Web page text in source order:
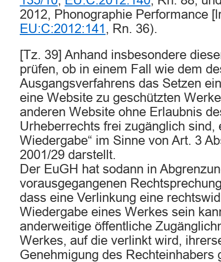
2012, Phonographie Performance
EU:C:2012:141 , Rn. 36).
[Tz. 39] Anhand insbesondere
prüfen, ob in einem Fall wie dem
Ausgangsverfahrens das Setzen
eine Website zu geschützten
anderen Website ohne Erlaubnis
Urheberrechts frei zugänglich sind,
Wiedergabe“ im Sinne von Art. 3
2001/29 darstellt.
Der EuGH hat sodann in
vorausgegangenen
dass eine Verlinkung eine
Wiedergabe eines Werkes sein
anderweitige öffentliche
Werkes, auf die verlinkt wird,
Genehmigung des Rechteinhabers